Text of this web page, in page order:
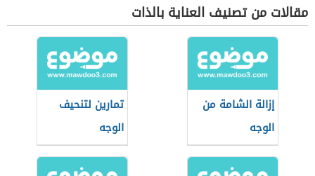
مقالات من تصنيف العناية بالذات
إزالة الشامة من
الوجه
تمارين لتنحيف
الوجه